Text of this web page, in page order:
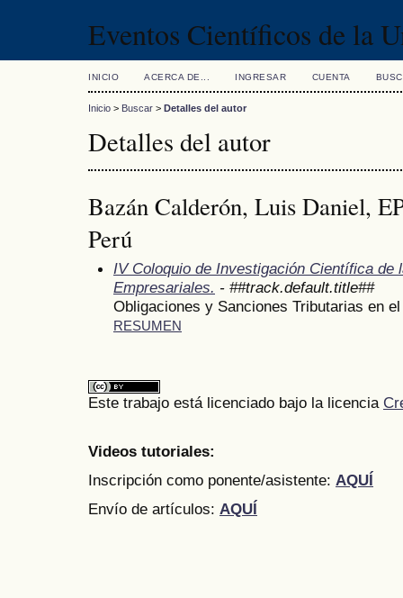
Eventos Científicos de la
INICIO ACERCA DE... INGRESAR CUENTA
Inicio > Buscar > Detalles del autor
Detalles del autor
Bazán Calderón, Luis Daniel,
Perú
IV Coloquio de Investigación Científica de
Empresariales. - ##track.default.title##
Obligaciones y Sanciones Tributarias en
RESUMEN
Este trabajo está licenciado bajo la licencia
Videos tutoriales:
Inscripción como ponente/asistente: AQUÍ
Envío de artículos: AQUÍ